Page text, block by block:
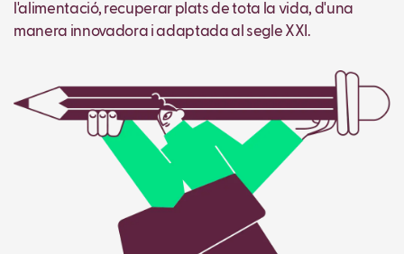
l'alimentació, recuperar plats de tota la vida, d'una
manera innovadora i adaptada al segle XXI.